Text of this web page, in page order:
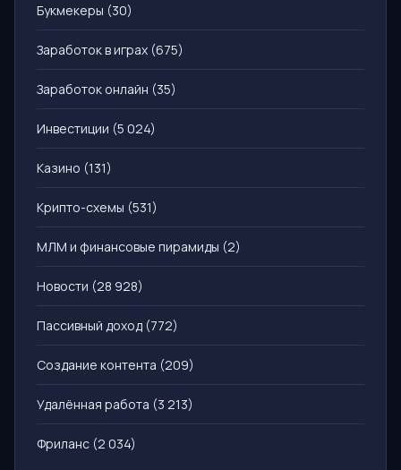
Букмекеры (30)
Заработок в играх (675)
Заработок онлайн (35)
Инвестиции (5 024)
Казино (131)
Крипто-схемы (531)
МЛМ и финансовые пирамиды (2)
Новости (28 928)
Пассивный доход (772)
Создание контента (209)
Удалённая работа (3 213)
Фриланс (2 034)